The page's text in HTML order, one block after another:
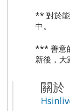
** 對於
中。
*** 善意
新後，大
關於